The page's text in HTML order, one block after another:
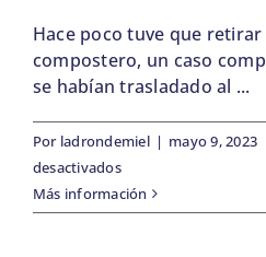
Hace poco tuve que
compostero, un caso
se habían trasladado al ...
Por ladrondemiel | mayo 9, 2023
desactivadosen
Salvando
abejas
Más información